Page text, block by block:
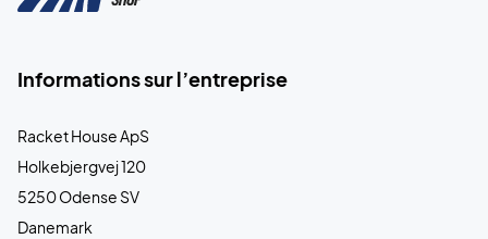
Informations sur l’entreprise
Racket House ApS
Holkebjergvej 120
5250 Odense SV
Danemark